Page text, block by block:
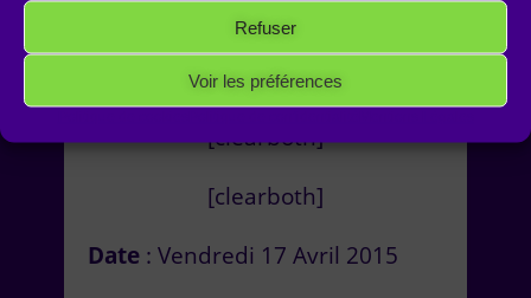
Refuser
Voir les préférences
nous initier ?
[clearboth]
[clearboth]
[clearboth]
Date : Vendredi 17 Avril 2015